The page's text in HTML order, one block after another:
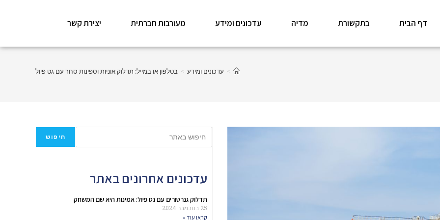
דף הבית בתקשורת מדיה עדכונים ומידע מעורבות חברתית יצירת קשר
> עדכונים ומידע > בטלפון או במייל: תדלוק אוניות וספינות סחר עם גט פיול
חיפוש
עדכונים אחרונים באתר
תדלוק גנרטורים עם גט פיול: אמינות היא שם המשחק
25 בנובמבר 2024
קראו עוד »